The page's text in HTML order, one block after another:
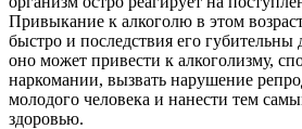
Привыкание к алкоголю в этом
быстро и последствия его губительны
оно может привести к алкоголизму,
наркомании, вызвать нарушение
молодого человека и нанести тем
здоровью.